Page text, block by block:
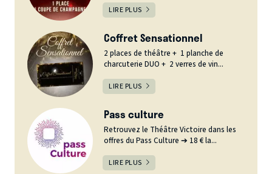
LIRE PLUS
Coffret Sensationnel
2 places de théâtre + 1 planche de
charcuterie DUO + 2 verres de vin...
LIRE PLUS
Pass culture
Retrouvez le Théâtre Victoire dans les
offres du Pass Culture ➔ 18 € la...
LIRE PLUS